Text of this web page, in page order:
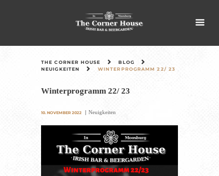
THE CORNER HOUSE
BLOG
NEUIGKEITEN
WINTERPROGRAMM 22/ 23
Winterprogramm 22/ 23
10. NOVEMBER 2022 Neuigkeiten